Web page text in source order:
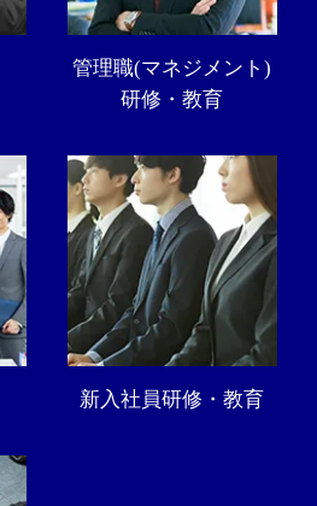
管理職(マネジメント)
研修・教育
新入社員研修・教育